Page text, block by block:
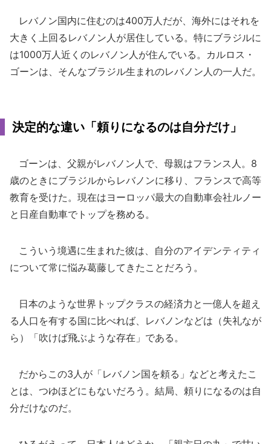
レバノン国内に住むのは400万人だが、海外にはそれを
大きく上回るレバノン人が居住している。特にブラジルに
は1000万人近くのレバノン人が住んでいる。カルロス・
ゴーンは、そんなブラジル生まれのレバノン人の一人だ。
決定的な違い「頼りになるのは自分だけ」
ゴーンは、父親がレバノン人で、母親はフランス人。8
歳のときにブラジルからレバノンに移り、フランスで高等
教育を受けた。現在はヨーロッパ最大の自動車会社ルノー
と日産自動車でトップを務める。
こういう境遇に生まれた彼は、自分のアイデンティティ
について常に悩み葛藤してきたことだろう。
日本のような世界トップクラスの経済力と一億人を超え
る人口を有する国に比べれば、レバノンなどは（失礼なが
ら）「吹けば飛ぶような存在」である。
だからこの3人が「レバノン国を頼る」などと考えたこ
とは、つゆほどにもないだろう。結局、頼りになるのは自
分だけなのだ。